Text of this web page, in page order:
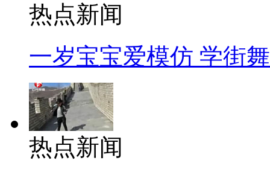
热点新闻
一岁宝宝爱模仿 学街
热点新闻